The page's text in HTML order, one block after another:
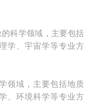
科学领域，主要包括
学、宇宙学等专业方
领域，主要包括地质
、环境科学等专业方